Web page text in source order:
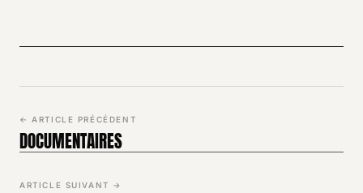
← ARTICLE PRÉCÉDENT
DOCUMENTAIRES
ARTICLE SUIVANT →